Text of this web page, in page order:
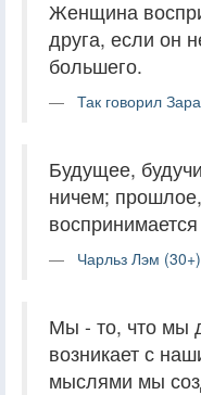
Женщина
друга, если он
большего.
Так говорил
Будущее,
ничем;
Чарльз Лэм (30+)
Мы - то, что мы
возникает с
мыслями мы